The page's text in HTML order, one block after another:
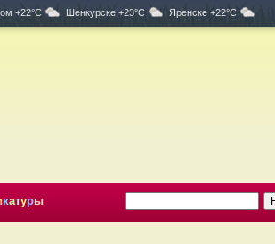
+22°C Шенкурске +23°C Яренске +22°C
катуры